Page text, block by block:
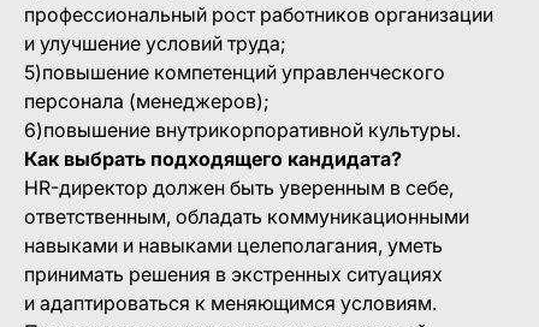
профессиональный рост работников организации
и улучшение условий труда;
5)повышение компетенций управленческого
персонала (менеджеров);
6)повышение внутрикорпоративной культуры.
Как выбрать подходящего кандидата?
HR-директор должен быть уверенным в себе,
ответственным, обладать коммуникационными
навыками и навыками целеполагания, уметь
принимать решения в экстренных ситуациях
и адаптироваться к меняющимся условиям.